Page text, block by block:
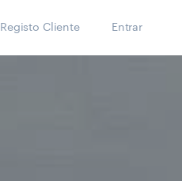
Registo Cliente Entrar